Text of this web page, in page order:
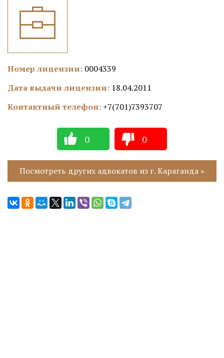
Номер лицензии: 0004339
Дата выдачи лицензии: 18.04.2011
Контактный телефон: +7(701)7393707
0 0
Посмотреть других адвокатов из г. Караганда »